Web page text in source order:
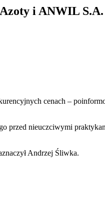
i ANWIL S.A.
cenach –
przed nieuczciwymi
Andrzej Śliwka.